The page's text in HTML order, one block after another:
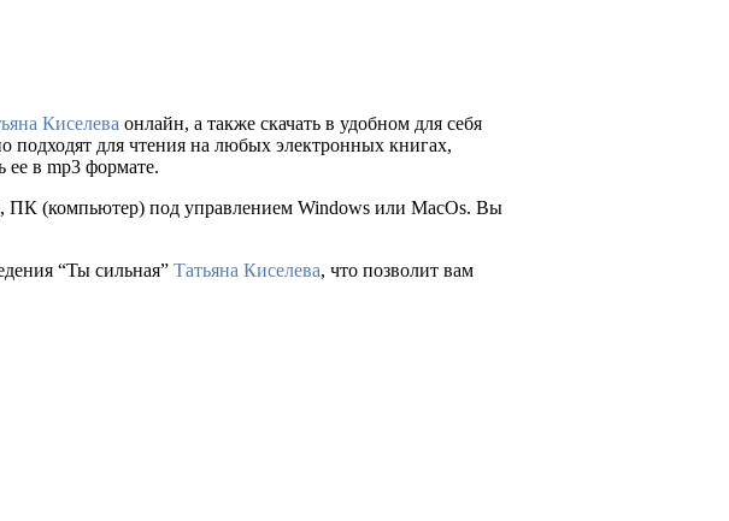
Киселева онлайн, а также скачать в удобном для себя
подходят для чтения на любых электронных книгах,
ее в mp3 формате.
ПК (компьютер) под управлением Windows или MacOs. Вы
“Ты сильная” Татьяна Киселева, что позволит вам